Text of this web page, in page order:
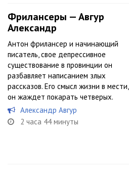
Фрилансеры — Авгур
Александр
Антон фрилансер и начинающий
писатель, свое депрессивное
существование в провинции он
разбавляет написанием злых
рассказов. Его смысл жизни в мести,
он жаждет покарать четверых.
Александр Авгур
2 часа 44 минуты